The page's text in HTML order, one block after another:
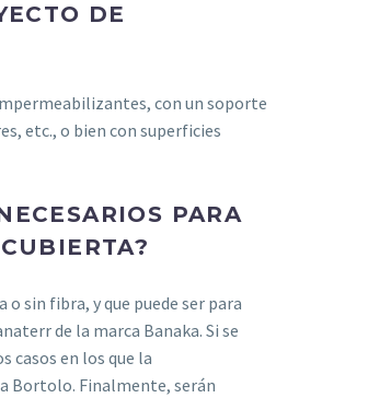
DE
con un soporte
etc., o bien con superficies
PARA
o sin fibra, y que puede ser para
de la marca Banaka. Si se
casos en los que la
Bortolo. Finalmente, serán